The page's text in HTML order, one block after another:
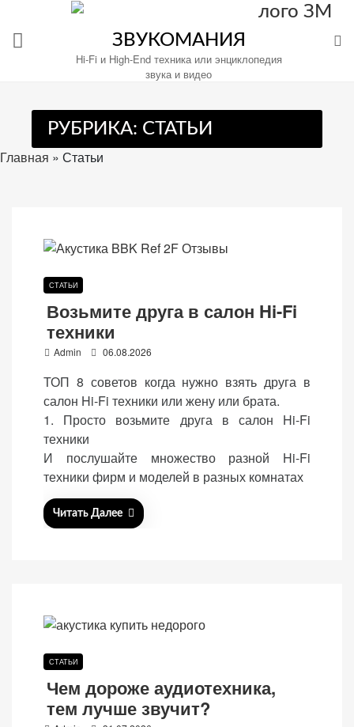
содержимому
ЗВУКОМАНИЯ
Hi-Fi и High-End техника или энциклопедия
звука и видео
РУБРИКА: СТАТЬИ
Главная » Статьи
СТАТЬИ
Возьмите друга в салон Hi-Fi
техники
Admin
s
t
e
o
n
06.08.2026
ТОП 8 советов когда нужно взять друга в
салон Hi-Fi техники или жену или брата.
1. Просто возьмите друга в салон Hi-Fi
техники
И послушайте множество разной Hi-Fi
техники фирм и моделей в разных комнатах
Читать Далее
СТАТЬИ
Чем дороже аудиотехника,
тем лучше звучит?
«Принять
все»
Настройте
файлы
Сохраняют
настройки,
корзину,
авторизацию. Они
необходимы для
функционирования